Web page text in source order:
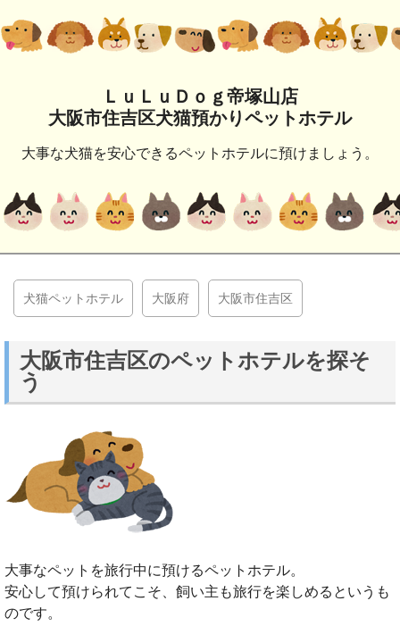
ＬｕＬｕＤｏｇ帝塚山店
大阪市住吉区犬猫預かりペットホテル
大事な犬猫を安心できるペットホテルに預けましょう。
犬猫ペットホテル 大阪府 大阪市住吉区
大阪市住吉区のペットホテルを探そ
う
大事なペットを旅行中に預けるペットホテル。
安心して預けられてこそ、飼い主も旅行を楽しめるというも
のです。